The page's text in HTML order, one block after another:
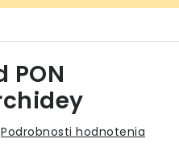
PON
Podrobnosti hodnotenia